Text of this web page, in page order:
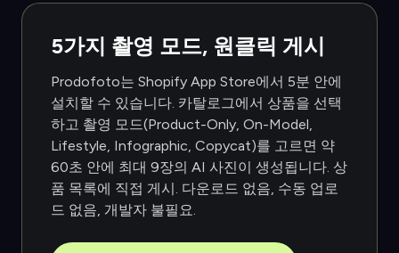
5가지 촬영 모드, 원클릭 게시
Prodofoto는 Shopify App Store에서 5분 안에
설치할 수 있습니다. 카탈로그에서 상품을 선택
하고 촬영 모드(Product-Only, On-Model,
Lifestyle, Infographic, Copycat)를 고르면 약
60초 안에 최대 9장의 AI 사진이 생성됩니다. 상
품 목록에 직접 게시. 다운로드 없음, 수동 업로
드 없음, 개발자 불필요.